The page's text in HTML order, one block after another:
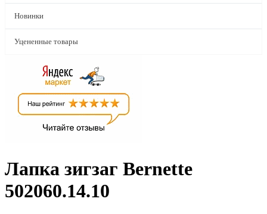
Новинки
Уцененные товары
Лапка зигзаг Bernette
502060.14.10